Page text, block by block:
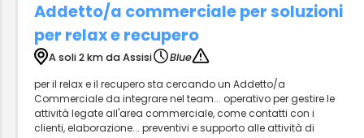
Addetto/a commerciale per soluzioni
per relax e recupero
A soli 2 km da Assisi
Blue
per il relax e il recupero sta cercando un Addetto/a
Commerciale da integrare nel team... operativo per gestire le
attività legate all'area commerciale, come contatti con i
clienti, elaborazione... preventivi e supporto alle attività di